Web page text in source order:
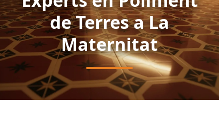
de Terres a La
Maternitat